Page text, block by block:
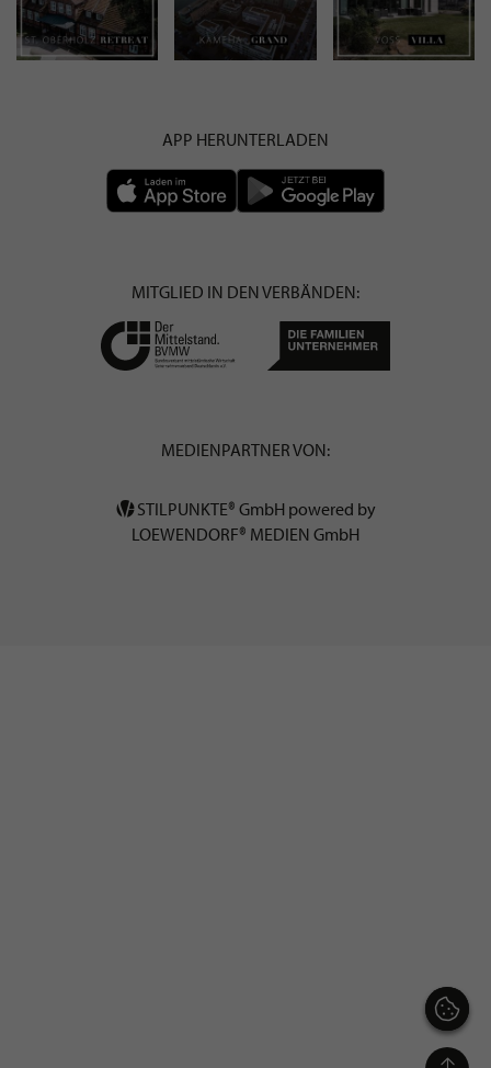
APP HERUNTERLADEN
MITGLIED IN DEN VERBÄNDEN:
MEDIENPARTNER VON:
STILPUNKTE® GmbH powered by
LOEWENDORF® MEDIEN GmbH